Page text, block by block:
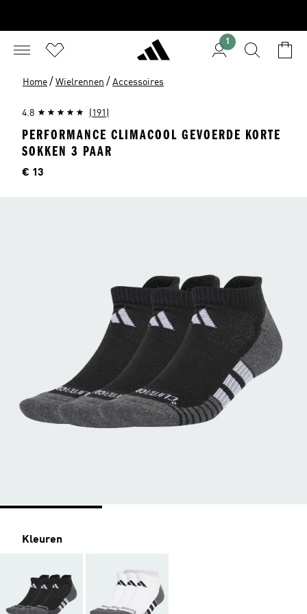
1
Home / Wielrennen / Accessoires
4.8 (191)
PERFORMANCE CLIMACOOL GEVOERDE KORTE
SOKKEN 3 PAAR
Prijs
€ 13
Kleuren